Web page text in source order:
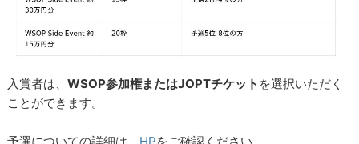
入賞者は、WSOP参加権またはJOPTチケット を選択いただく
ことができます。